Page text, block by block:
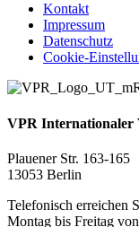
Kontakt
Impressum
Datenschutz
Cookie-
VPR Internationaler
Plauener Str. 163-165
13053 Berlin
Telefonisch erreichen
Montag bis Freitag von